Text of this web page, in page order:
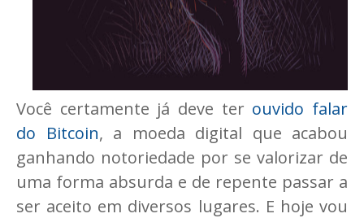
Você certamente já deve ter ouvido falar
do Bitcoin, a moeda digital que acabou
ganhando notoriedade por se valorizar de
uma forma absurda e de repente passar a
ser aceito em diversos lugares. E hoje vou